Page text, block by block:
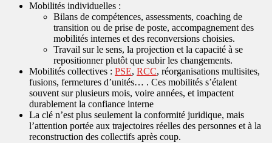
Mobilités individuelles :
Bilans de compétences, assessments, coaching de
transition ou de prise de poste, accompagnement des
mobilités internes et des reconversions choisies.
Travail sur le sens, la projection et la capacité à se
repositionner plutôt que subir les changements.
Mobilités collectives : PSE, RCC, réorganisations multisites,
fusions, fermetures d’unités… . Ces mobilités s’étalent
souvent sur plusieurs mois, voire années, et impactent
durablement la confiance interne
La clé n’est plus seulement la conformité juridique, mais
l’attention portée aux trajectoires réelles des personnes et à la
reconstruction des collectifs après coup.